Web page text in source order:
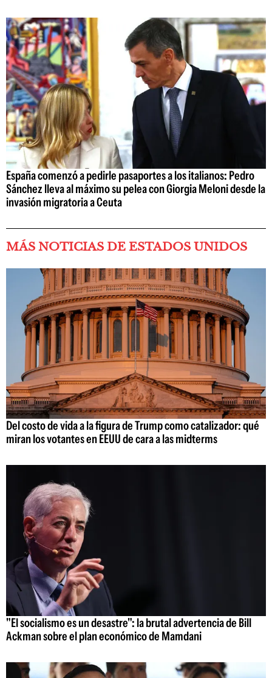
España comenzó a pedirle pasaportes a los italianos: Pedro
Sánchez lleva al máximo su pelea con Giorgia Meloni desde la
invasión migratoria a Ceuta
MÁS NOTICIAS DE ESTADOS UNIDOS
Del costo de vida a la figura de Trump como catalizador: qué
miran los votantes en EEUU de cara a las midterms
"El socialismo es un desastre": la brutal advertencia de Bill
Ackman sobre el plan económico de Mamdani